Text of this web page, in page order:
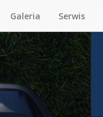
Galeria Serwis